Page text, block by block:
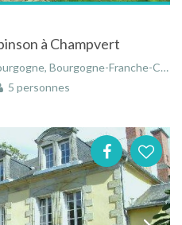
à Champvert
Bourgogne-Franche-Comté, France
5 personnes